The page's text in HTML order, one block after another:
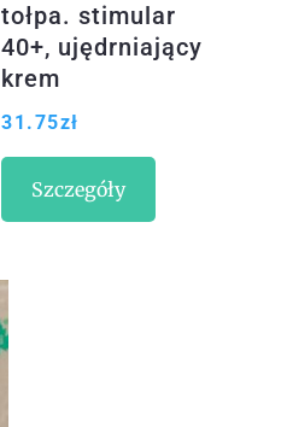
tołpa. stimular
40+, ujędrniający
krem
przeciwzmarszcz
SPF15 40 ml
31.75zł
Szczegóły